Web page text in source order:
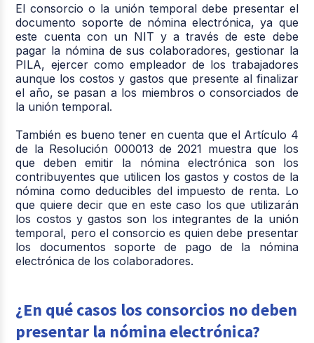
El consorcio o la unión temporal debe presentar el
documento soporte de nómina electrónica, ya que
este cuenta con un NIT y a través de este debe
pagar la nómina de sus colaboradores, gestionar la
PILA, ejercer como empleador de los trabajadores
aunque los costos y gastos que presente al finalizar
el año, se pasan a los miembros o consorciados de
la unión temporal.
También es bueno tener en cuenta que el Artículo 4
de la Resolución 000013 de 2021 muestra que los
que deben emitir la nómina electrónica son los
contribuyentes que utilicen los gastos y costos de la
nómina como deducibles del impuesto de renta. Lo
que quiere decir que en este caso los que utilizarán
los costos y gastos son los integrantes de la unión
temporal, pero el consorcio es quien debe presentar
los documentos soporte de pago de la nómina
electrónica de los colaboradores.
¿En qué casos los consorcios no deben
presentar la nómina electrónica?